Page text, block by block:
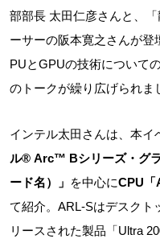
部部長 太田仁彦さんと、
ーサーの阪本寛之さんが
PUとGPUの技術について
のトークが繰り広げられま
インテル太田さんは、本イ
ル® Arc™ Bシリーズ・グ
ード名）」 を中心にCPU
て紹介。ARL-Sはデスクト
リースされた製品「Ultra